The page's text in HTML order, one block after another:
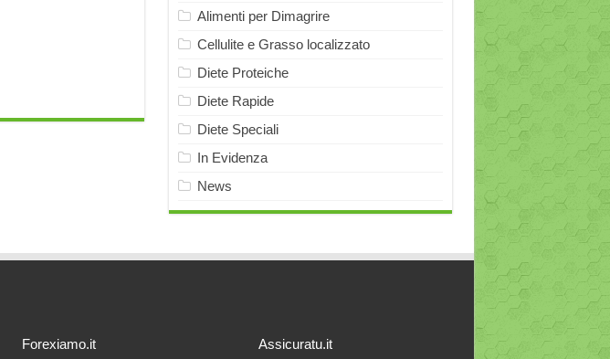
Alimenti per Dimagrire
Cellulite e Grasso localizzato
Diete Proteiche
Diete Rapide
Diete Speciali
In Evidenza
News
Forexiamo.it Assicuratu.it